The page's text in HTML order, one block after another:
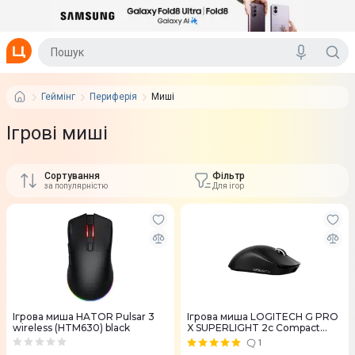
Геймінг Периферія Миші
Ігрові миші
Сортування
за популярністю
Фільтр
Для ігор
Ігрова миша HATOR Pulsar 3
wireless (HTM630) black
Ігрова миша LOGITECH G PRO
X SUPERLIGHT 2c Compact
Wireless Gaming Mouse Black
1